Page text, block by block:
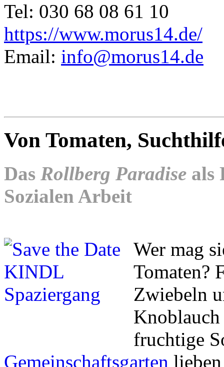
Tel: 030 68 08 61 10
https://www.morus14.de/
Email: info@morus14.de
Von Tomaten,
Das Rollberg Paradise als
Sozialen Arbeit
Wer mag
Tomaten?
Zwiebeln
Knoblauch
fruchtige
Gemeinschaftsgarten